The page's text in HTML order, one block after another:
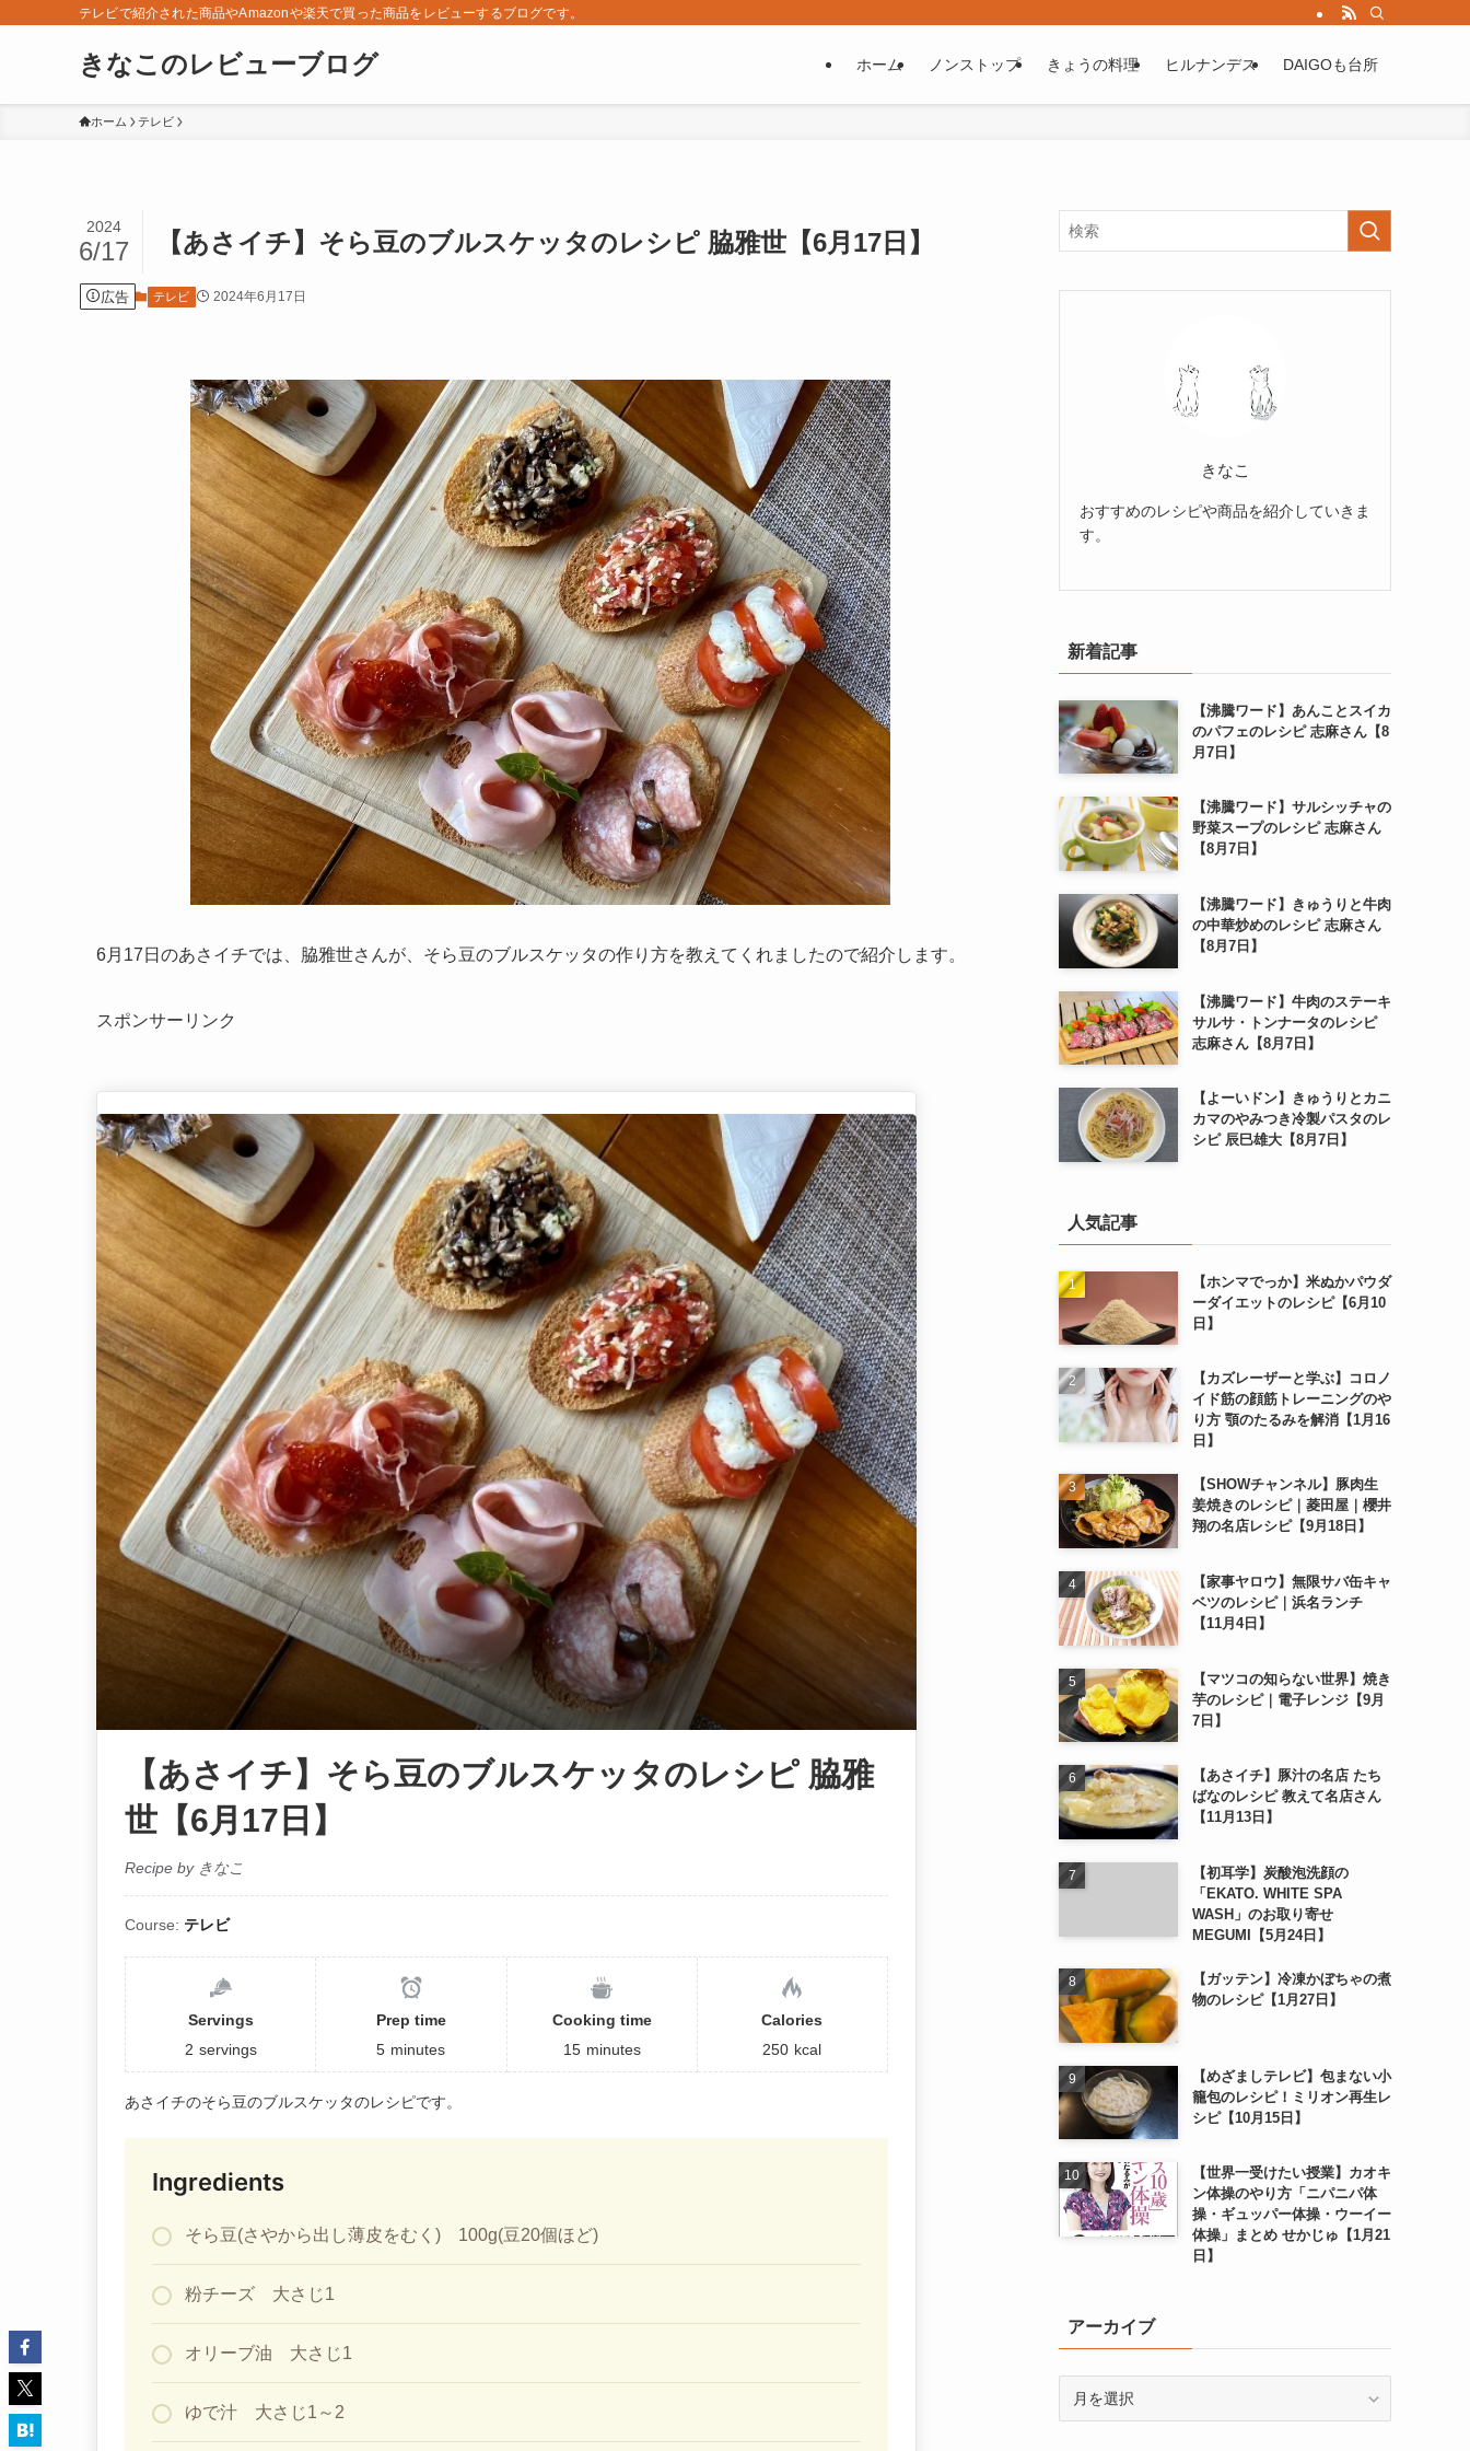
テレビで紹介された商品やAmazonや楽天で買った商品をレビューするブログです。
きなこのレビューブログ ホーム ノンストップ きょうの料理 ヒルナンデス DAIGOも台所
ホーム テレビ
【あさイチ】そら豆のブルスケッタのレシピ 脇雅世【6月17日】
2024
6/17
広告 テレビ 2024年6月17日
6月17日のあさイチでは、脇雅世さんが、そら豆のブルスケッタの作り方を教えてくれましたので紹介します。
スポンサーリンク
【あさイチ】そら豆のブルスケッタのレシピ 脇雅
世【6月17日】
Recipe by きなこ
Course: テレビ
Servings
2 servings
Prep time
5 minutes
Cooking time
15 minutes
Calories
250 kcal
あさイチのそら豆のブルスケッタのレシピです。
Ingredients
そら豆(さやから出し薄皮をむく) 100g(豆20個ほど)
粉チーズ 大さじ1
オリーブ油 大さじ1
ゆで汁 大さじ1～2
きなこ
おすすめのレシピや商品を紹介していきま
す。
新着記事
【沸騰ワード】あんことスイカ
のパフェのレシピ 志麻さん【8
月7日】
【沸騰ワード】サルシッチャの
野菜スープのレシピ 志麻さん
【8月7日】
【沸騰ワード】きゅうりと牛肉
の中華炒めのレシピ 志麻さん
【8月7日】
【沸騰ワード】牛肉のステーキ
サルサ・トンナータのレシピ
志麻さん【8月7日】
【よーいドン】きゅうりとカニ
カマのやみつき冷製パスタのレ
シピ 辰巳雄大【8月7日】
人気記事
【ホンマでっか】米ぬかパウダ
ーダイエットのレシピ【6月10
日】
【カズレーザーと学ぶ】コロノ
イド筋の顔筋トレーニングのや
り方 顎のたるみを解消【1月16
日】
【SHOWチャンネル】豚肉生
姜焼きのレシピ｜菱田屋｜櫻井
翔の名店レシピ【9月18日】
【家事ヤロウ】無限サバ缶キャ
ベツのレシピ｜浜名ランチ
【11月4日】
【マツコの知らない世界】焼き
芋のレシピ｜電子レンジ【9月
7日】
【あさイチ】豚汁の名店 たち
ばなのレシピ 教えて名店さん
【11月13日】
【初耳学】炭酸泡洗顔の
「EKATO. WHITE SPA
WASH」のお取り寄せ
MEGUMI【5月24日】
【ガッテン】冷凍かぼちゃの煮
物のレシピ【1月27日】
【めざましテレビ】包まない小
籠包のレシピ！ミリオン再生レ
シピ【10月15日】
【世界一受けたい授業】カオキ
ン体操のやり方「ニパニパ体
操・ギュッパー体操・ウーイー
体操」まとめ せかじゅ【1月21
日】
アーカイブ